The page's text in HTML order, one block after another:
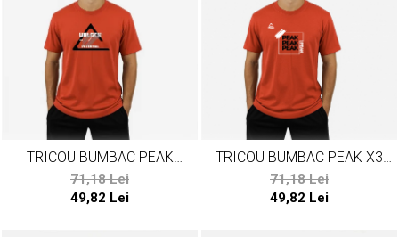
TRICOU BUMBAC PEAK
POTENTIAL ROSU
71,18 Lei
49,82 Lei
TRICOU BUMBAC PEAK X3
ROSU
71,18 Lei
49,82 Lei